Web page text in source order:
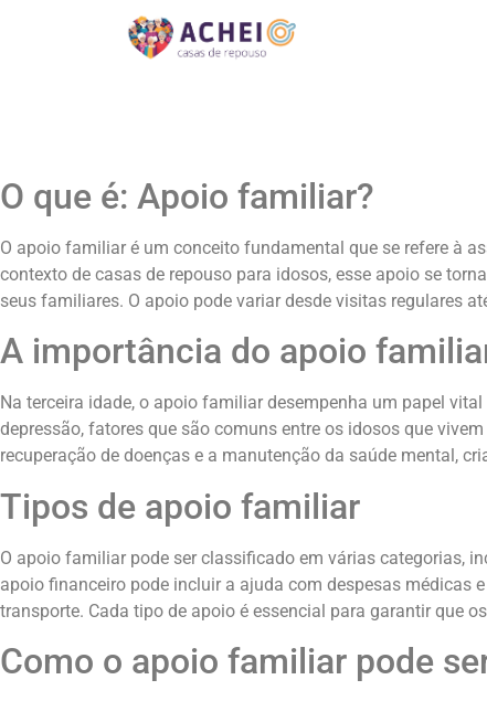
O que é: Apoio familiar?
O apoio familiar é um conceito fundamental que se refere à
contexto de casas de repouso para idosos, esse apoio se
seus familiares. O apoio pode variar desde visitas regulares
A importância do apoio
Na terceira idade, o apoio familiar desempenha um papel
depressão, fatores que são comuns entre os idosos que vivem
recuperação de doenças e a manutenção da saúde mental,
Tipos de apoio familiar
O apoio familiar pode ser classificado em várias categorias,
apoio financeiro pode incluir a ajuda com despesas médicas
transporte. Cada tipo de apoio é essencial para garantir que
Como o apoio familiar pode